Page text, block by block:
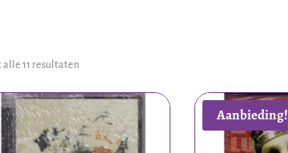
alle 11 resultaten
Aanbieding!